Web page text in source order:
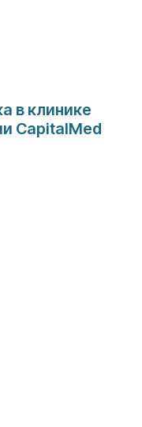
в клинике
CapitalMed